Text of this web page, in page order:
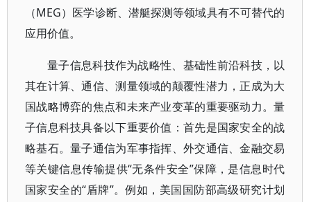
（MEG）医学诊断、潜艇探测等领域具有不可替代的
应用价值。
量子信息科技作为战略性、基础性前沿科技，以
其在计算、通信、测量领域的颠覆性潜力，正成为大
国战略博弈的焦点和未来产业变革的重要驱动力。量
子信息科技具备以下重要价值：首先是国家安全的战
略基石。量子通信为军事指挥、外交通信、金融交易
等关键信息传输提供“无条件安全”保障，是信息时代
国家安全的“盾牌”。例如，美国国防部高级研究计划